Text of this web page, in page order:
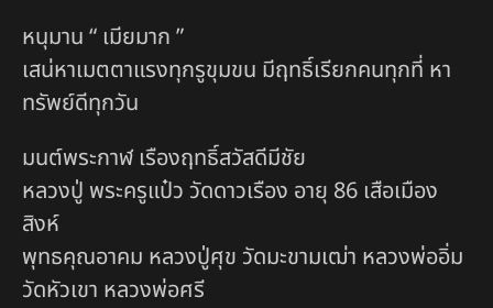
หนุมาน “ เมียมาก ”
เสน่หาเมตตาแรงทุกรูขุมขน มีฤทธิ์เรียกคนทุกที่ หา
ทรัพย์ดีทุกวัน
มนต์พระกาฬ เรืองฤทธิ์สวัสดีมีชัย
หลวงปู่ พระครูแป๋ว วัดดาวเรือง อายุ 86 เสือเมือง
สิงห์
พุทธคุณอาคม หลวงปู่ศุข วัดมะขามเฒ่า หลวงพ่ออิ่ม
วัดหัวเขา หลวงพ่อศรี